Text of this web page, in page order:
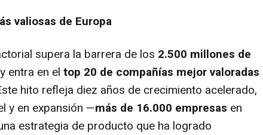
valiosas de Europa
supera la barrera de los 2.500 millones de
entra en el top 20 de compañías mejor valoradas
hito refleja diez años de crecimiento acelerado,
y en expansión —más de 16.000 empresas en
estrategia de producto que ha logrado